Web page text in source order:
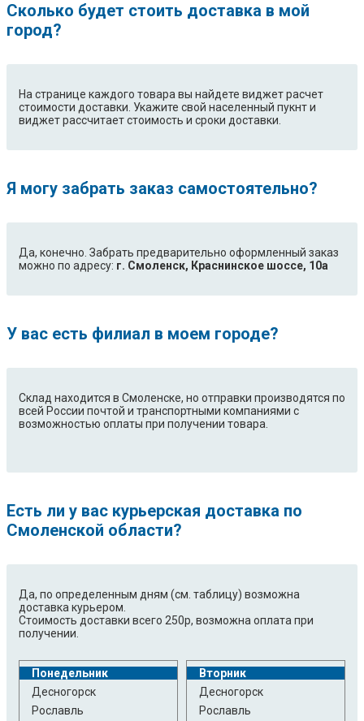
Сколько будет стоить доставка в мой
город?
На странице каждого товара вы найдете виджет расчет
стоимости доставки. Укажите свой населенный пукнт и
виджет рассчитает стоимость и сроки доставки.
Я могу забрать заказ самостоятельно?
Да, конечно. Забрать предварительно оформленный заказ
можно по адресу: г. Смоленск, Краснинское шоссе, 10а
У вас есть филиал в моем городе?
Склад находится в Смоленске, но отправки производятся по
всей России почтой и транспортными компаниями с
возможностью оплаты при получении товара.
Есть ли у вас курьерская доставка по
Смоленской области?
Да, по определенным дням (см. таблицу) возможна
доставка курьером.
Стоимость доставки всего 250р, возможна оплата при
получении.
Понедельник
Десногорск
Рославль
Вторник
Десногорск
Рославль